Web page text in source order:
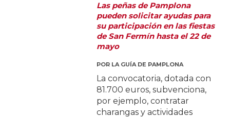
Las peñas de Pamplona
pueden solicitar ayudas para
su participación en las fiestas
de San Fermín hasta el 22 de
mayo
POR LA GUÍA DE PAMPLONA
La convocatoria, dotada con
81.700 euros, subvenciona,
por ejemplo, contratar
charangas y actividades